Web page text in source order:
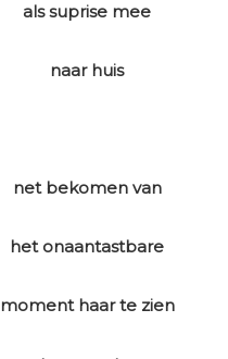
als suprise mee
naar huis
net bekomen van
het onaantastbare
moment haar te zien